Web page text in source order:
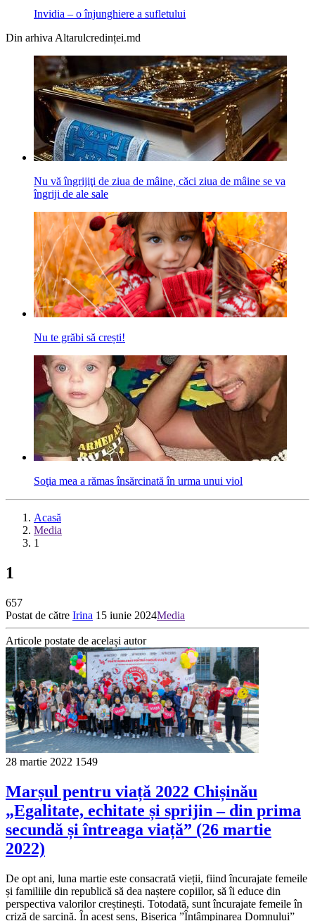
Invidia – o înjunghiere a sufletului
Din arhiva Altarulcredinței.md
Nu vă îngrijiţi de ziua de mâine, căci ziua de mâine se va
îngriji de ale sale
Nu te grăbi să crești!
Soţia mea a rămas însărcinată în urma unui viol
Acasă
Media
1
1
657
Postat de către Irina 15 iunie 2024Media
Articole postate de același autor
28 martie 2022 1549
Marșul pentru viață 2022 Chișinău
„Egalitate, echitate și sprijin – din prima
secundă și întreaga viață” (26 martie
2022)
De opt ani, luna martie este consacrată vieții, fiind încurajate femeile
și familiile din republică să dea naștere copiilor, să îi educe din
perspectiva valorilor creștinești. Totodată, sunt încurajate femeile în
criză de sarcină. În acest sens, Biserica ”Întâmpinarea Domnului”